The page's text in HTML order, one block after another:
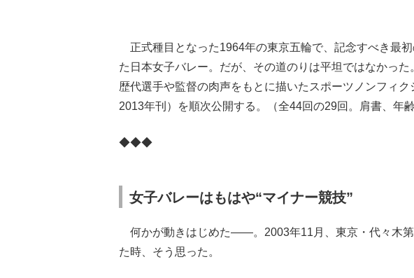
正式種目となった1964年の東京五輪で、記念すべき最
た日本女子バレー。だが、その道のりは平坦ではなかった
歴代選手や監督の肉声をもとに描いたスポーツノンフィ
2013年刊）を順次公開する。（全44回の29回。肩書、年
◆◆◆
女子バレーはもはや“マイナー競技”
何かが動きはじめた――。2003年11月、東京・代々木
た時、そう思った。